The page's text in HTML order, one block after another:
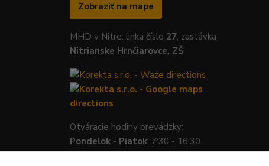
Zobraziť na mape
MHD v Nitre: linka číslo 27, zastávka
Nitrianske Hrnčiarovce, ZŠ
Otváracie hodiny prevádzky:
Pondelok - Piatok: 7:30 - 16:30